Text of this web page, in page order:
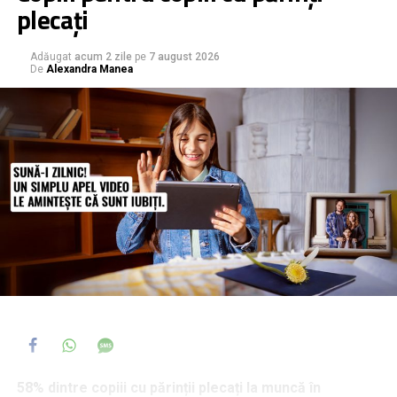
plecați
Adăugat acum 2 zile pe 7 august 2026
De Alexandra Manea